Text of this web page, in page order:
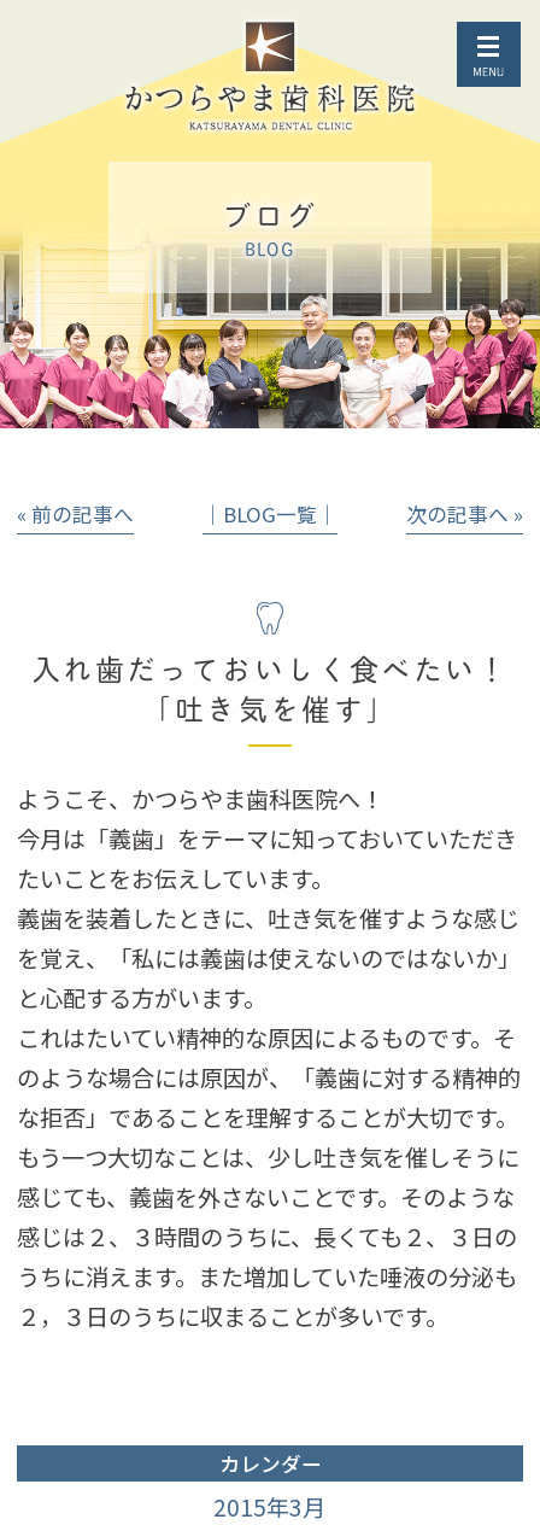
ブログ
BLOG
« 前の記事へ │BLOG一覧│ 次の記事へ »
入れ歯だっておいしく食べたい！
「吐き気を催す」
ようこそ、かつらやま歯科医院へ！
今月は「義歯」をテーマに知っておいていただき
たいことをお伝えしています。
義歯を装着したときに、吐き気を催すような感じ
を覚え、「私には義歯は使えないのではないか」
と心配する方がいます。
これはたいてい精神的な原因によるものです。そ
のような場合には原因が、「義歯に対する精神的
な拒否」であることを理解することが大切です。
もう一つ大切なことは、少し吐き気を催しそうに
感じても、義歯を外さないことです。そのような
感じは２、３時間のうちに、長くても２、３日の
うちに消えます。また増加していた唾液の分泌も
２，３日のうちに収まることが多いです。
カレンダー
2015年3月